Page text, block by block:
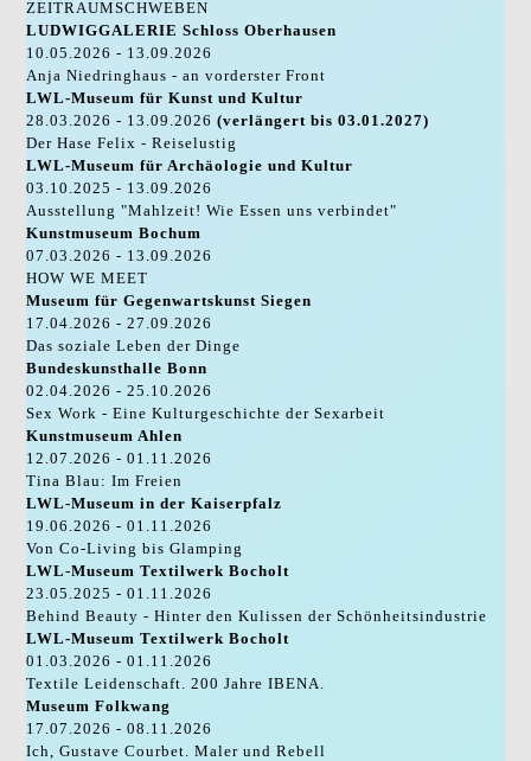
ZEITRAUMSCHWEBEN
LUDWIGGALERIE Schloss Oberhausen
10.05.2026 - 13.09.2026
Anja Niedringhaus - an vorderster Front
LWL-Museum für Kunst und Kultur
28.03.2026 - 13.09.2026(verlängert bis 03.01.2027)
Der Hase Felix - Reiselustig
LWL-Museum für Archäologie und Kultur
03.10.2025 - 13.09.2026
Ausstellung "Mahlzeit! Wie Essen uns verbindet"
Kunstmuseum Bochum
07.03.2026 - 13.09.2026
HOW WE MEET
Museum für Gegenwartskunst Siegen
17.04.2026 - 27.09.2026
Das soziale Leben der Dinge
Bundeskunsthalle Bonn
02.04.2026 - 25.10.2026
Sex Work - Eine Kulturgeschichte der Sexarbeit
Kunstmuseum Ahlen
12.07.2026 - 01.11.2026
Tina Blau: Im Freien
LWL-Museum in der Kaiserpfalz
19.06.2026 - 01.11.2026
Von Co-Living bis Glamping
LWL-Museum Textilwerk Bocholt
23.05.2025 - 01.11.2026
Behind Beauty - Hinter den Kulissen der Schönheitsindustrie
LWL-Museum Textilwerk Bocholt
01.03.2026 - 01.11.2026
Textile Leidenschaft. 200 Jahre IBENA.
Museum Folkwang
17.07.2026 - 08.11.2026
Ich, Gustave Courbet. Maler und Rebell